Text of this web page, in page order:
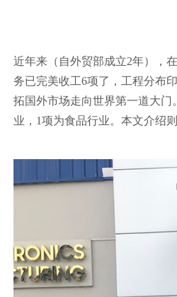
近年来（自外贸部成立2年），
务已完美收工6项了，工程分布
拓国外市场走向世界第一道大
业，1项为食品行业。本文介绍